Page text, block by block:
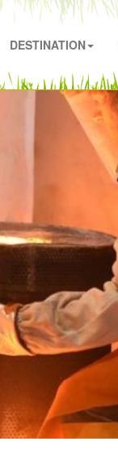
DESTINATION